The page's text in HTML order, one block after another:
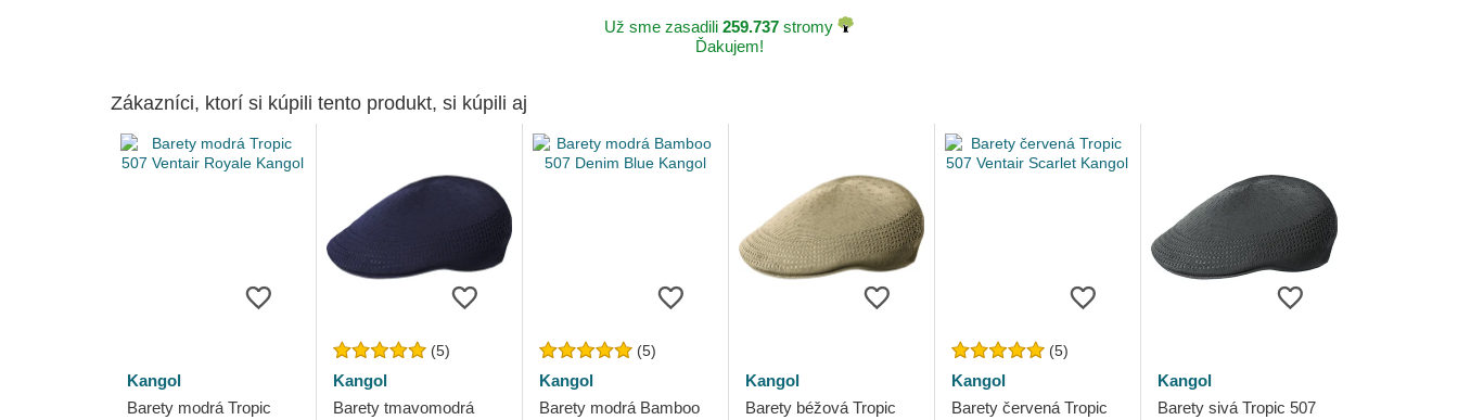
Už sme zasadili 259.737 stromy
Ďakujem!
Zákazníci, ktorí si kúpili tento produkt, si kúpili aj
Kangol
Barety modrá Tropic
(5)
Kangol
Barety tmavomodrá
(5)
Kangol
Barety modrá Bamboo
Kangol
Barety béžová Tropic
(5)
Kangol
Barety červená Tropic
Kangol
Barety sivá Tropic 507